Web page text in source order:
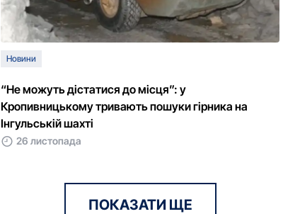
Новини
“Не можуть дістатися до місця”: у
Кропивницькому тривають пошуки гірника на
Інгульській шахті
26 листопада
ПОКАЗАТИ ЩЕ